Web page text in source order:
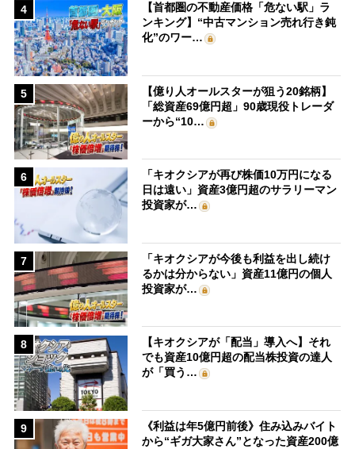
4
【首都圏の不動産価格「危ない駅」ラ
ンキング】“中古マンション売れ行き鈍
化”のワー…
5
【億り人オールスターが狙う20銘柄】
「総資産69億円超」90歳現役トレーダ
ーから“10…
6
「キオクシアが再び株価10万円になる
日は遠い」資産3億円超のサラリーマン
投資家が…
7
「キオクシアが今後も利益を出し続け
るかは分からない」資産11億円の個人
投資家が…
8
【キオクシアが「配当」導入へ】それ
でも資産10億円超の配当株投資の達人
が「買う…
9
《利益は年5億円前後》住み込みバイト
から“ギガ大家さん”となった資産200億